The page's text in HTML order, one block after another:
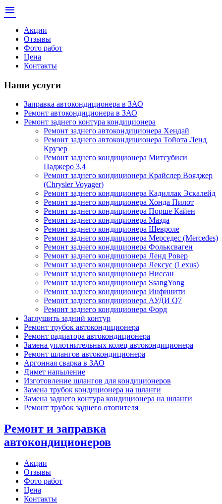
menu
Акции
Отзывы
Фото работ
Цена
Контакты
Наши услуги
Заправка автокондиционера в ЗАО
Ремонт автокондиционера в ЗАО
Ремонт заднего контура кондиционера
Ремонт заднего автокондиционера Хендай
Ремонт заднего автокондиционера Тойота Ленд
Крузер
Ремонт заднего кондиционера Митсубиси
Паджеро 3,4
Ремонт заднего кондиционера Крайслер Вояджер
(Chrysler Voyager)
Ремонт заднего кондиционера Кадиллак Эскалейд
Ремонт заднего кондиционера Хонда Пилот
Ремонт заднего кондиционера Порше Кайен
Ремонт заднего кондиционера Мазда
Ремонт заднего кондиционера Шевроле
Ремонт заднего кондиционера Мерседес (Mercedes)
Ремонт заднего кондиционера Фольксваген
Ремонт заднего кондиционера Ленд Ровер
Ремонт заднего кондиционера Лексус (Lexus)
Ремонт заднего кондиционера Ниссан
Ремонт заднего кондиционера SsangYong
Ремонт заднего кондиционера Инфинити
Ремонт заднего кондиционера АУДИ Q7
Ремонт заднего кондиционера Форд
Заглушить задний контур
Ремонт трубок автокондиционера
Ремонт радиатора автокондиционера
Замена уплотнительных колец автокондиционера
Ремонт шлангов автокондиционера
Аргонная сварка в ЗАО
Димет напыление
Изготовление шлангов для кондиционеров
Замена трубок кондиционера на шланги
Замена заднего контура кондиционера на шланги
Ремонт трубок заднего отопителя
Ремонт и заправка
автокондиционеров
Акции
Отзывы
Фото работ
Цена
Контакты